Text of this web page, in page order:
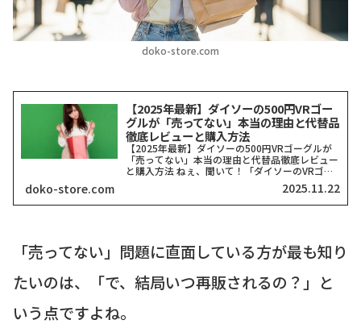
doko-store.com
【2025年最新】ダイソーの500円VRゴー
グルが「売ってない」本当の理由と代替品
徹底レビューと購入方法
【2025年最新】ダイソーの500円VRゴーグルが
「売ってない」本当の理由と代替品徹底レビュー
と購入方法 ねぇ、聞いて！「ダイソーのVRゴー
グル、どこにも売ってない！」って検索したそこ
のアナタ、同じ気持ちでここに来てくれましたよ
ね？一時期、...
doko-store.com 2025.11.22
「売ってない」問題に直面している方が最も知り
たいのは、「で、結局いつ再販されるの？」と
いう点ですよね。